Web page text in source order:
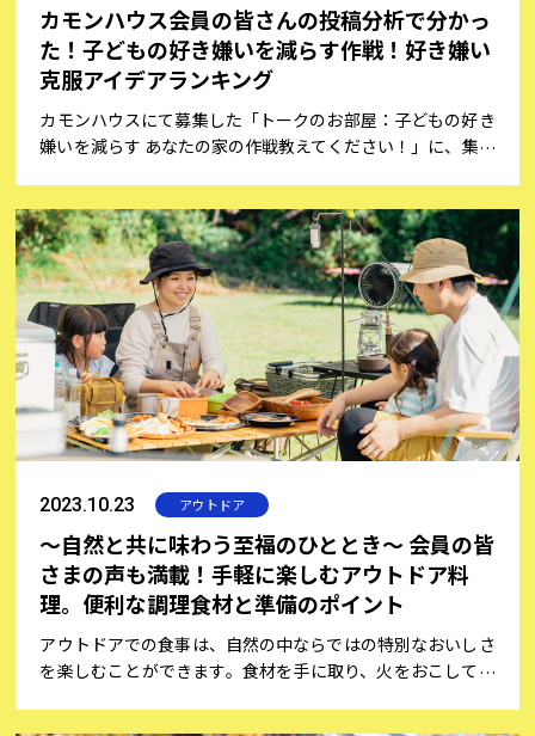
カモンハウス会員の皆さんの投稿分析で分かっ
た！子どもの好き嫌いを減らす作戦！好き嫌い
克服アイデアランキング
カモンハウスにて募集した「トークのお部屋：子どもの好き
嫌いを減らす あなたの家の作戦教えてください！」に、集ま
2023.10.23 アウトドア
～自然と共に味わう至福のひととき～ 会員の皆
さまの声も満載！手軽に楽しむアウトドア料
理。便利な調理食材と準備のポイント
アウトドアでの食事は、自然の中ならではの特別なおいしさ
を楽しむことができます。食材を手に取り、火をおこして料